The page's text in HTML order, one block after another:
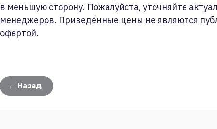
в меньшую сторону. Пожалуйста, уточняйте
менеджеров. Приведённые цены не являются
офертой.
← Назад